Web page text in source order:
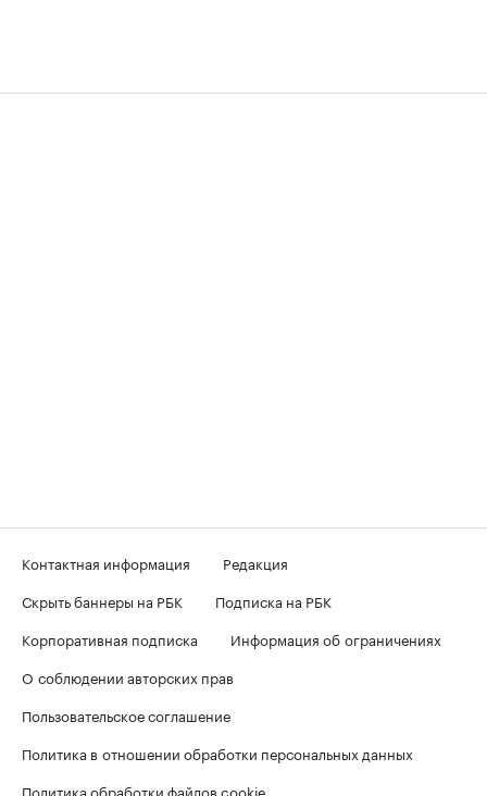
Контактная информация
Редакция
Скрыть баннеры на РБК
Подписка на РБК
Корпоративная подписка
Информация об ограничениях
О соблюдении авторских прав
Пользовательское соглашение
Политика в отношении обработки персональных данных
Политика обработки файлов cookie